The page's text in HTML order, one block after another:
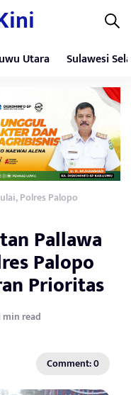
Utara Sulawesi
Polres Palopo
Pallawa
Palopo
Prioritas
min read
Comment: 0